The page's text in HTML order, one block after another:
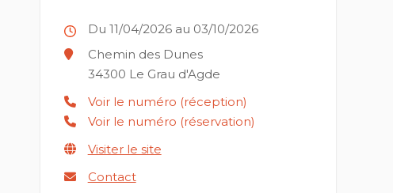
Du 11/04/2026 au 03/10/2026
Chemin des Dunes
34300 Le Grau d'Agde
Voir le numéro (réception)
Voir le numéro (réservation)
Visiter le site
Contact